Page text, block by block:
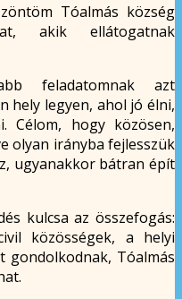
Tóalmás község
akik ellátogatnak
feladatomnak azt
hely legyen, ahol jó élni,
Célom, hogy közösen,
olyan irányba fejlesszük
ugyanakkor bátran épít
kulcsa az összefogás:
közösségek, a helyi
gondolkodnak, Tóalmás